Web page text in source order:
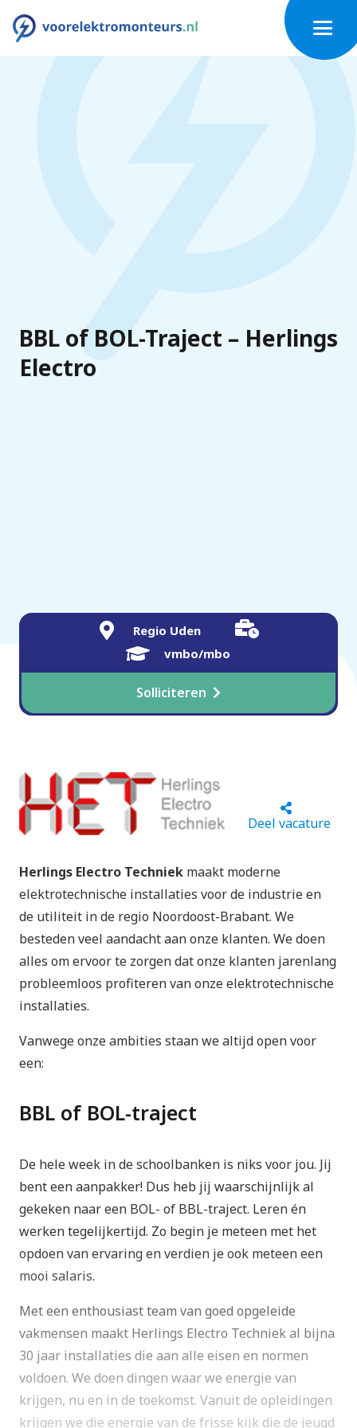
BBL of BOL-Traject – Herlings
Electro
Regio Uden
vmbo/mbo
Solliciteren
Deel vacature
Herlings Electro Techniek maakt moderne
elektrotechnische installaties voor de industrie en
de utiliteit in de regio Noordoost-Brabant. We
besteden veel aandacht aan onze klanten. We doen
alles om ervoor te zorgen dat onze klanten jarenlang
probleemloos profiteren van onze elektrotechnische
installaties.
Vanwege onze ambities staan we altijd open voor
een:
BBL of BOL-traject
De hele week in de schoolbanken is niks voor jou. Jij
bent een aanpakker! Dus heb jij waarschijnlijk al
gekeken naar een BOL- of BBL-traject. Leren én
werken tegelijkertijd. Zo begin je meteen met het
opdoen van ervaring en verdien je ook meteen een
mooi salaris.
Met een enthousiast team van goed opgeleide
vakmensen maakt Herlings Electro Techniek al bijna
30 jaar installaties die aan alle eisen en normen
voldoen. We doen dingen waar we energie van
krijgen, nu en in de toekomst. Vanuit de opleidingen
krijgen we die energie van de frisse kijk die de jeugd